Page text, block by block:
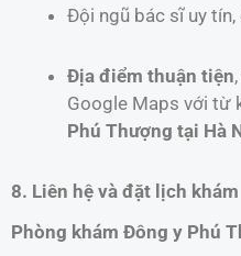
Đội ngũ bác sĩ uy
Địa điểm thuận tiện
Google Maps với từ
Phú Thượng tại Hà
8. Liên hệ và đặt lịch khám
Phòng khám Đông y Phú